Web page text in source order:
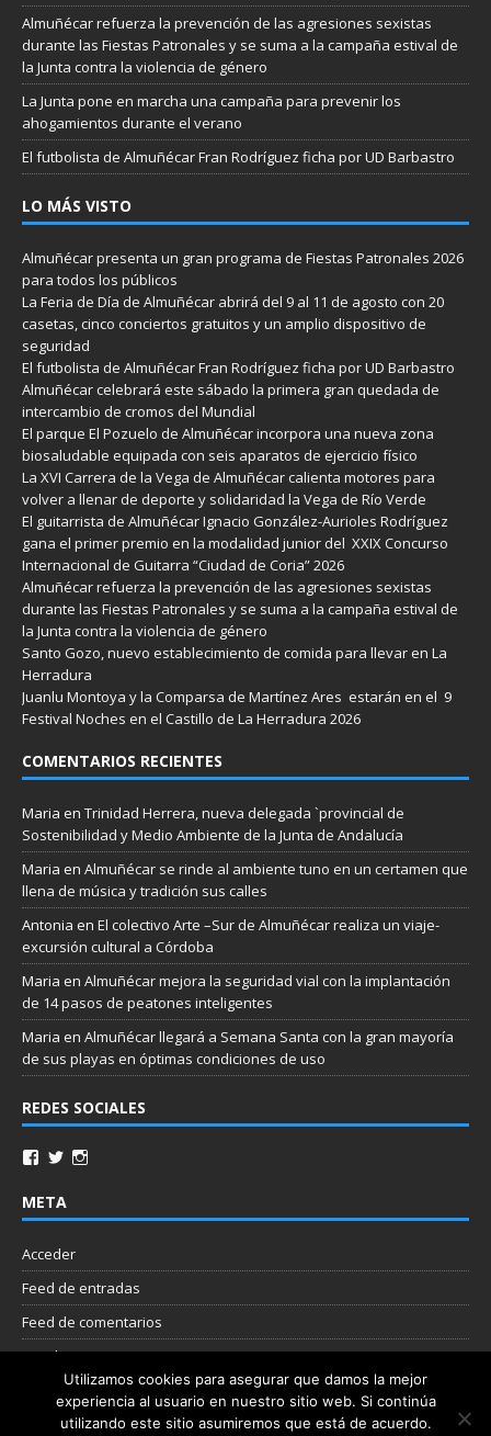
Almuñécar refuerza la prevención de las agresiones sexistas
durante las Fiestas Patronales y se suma a la campaña estival de
la Junta contra la violencia de género
La Junta pone en marcha una campaña para prevenir los
ahogamientos durante el verano
El futbolista de Almuñécar Fran Rodríguez ficha por UD Barbastro
LO MÁS VISTO
Almuñécar presenta un gran programa de Fiestas Patronales 2026
para todos los públicos
La Feria de Día de Almuñécar abrirá del 9 al 11 de agosto con 20
casetas, cinco conciertos gratuitos y un amplio dispositivo de
seguridad
El futbolista de Almuñécar Fran Rodríguez ficha por UD Barbastro
Almuñécar celebrará este sábado la primera gran quedada de
intercambio de cromos del Mundial
El parque El Pozuelo de Almuñécar incorpora una nueva zona
biosaludable equipada con seis aparatos de ejercicio físico
La XVI Carrera de la Vega de Almuñécar calienta motores para
volver a llenar de deporte y solidaridad la Vega de Río Verde
El guitarrista de Almuñécar Ignacio González-Aurioles Rodríguez
gana el primer premio en la modalidad junior del XXIX Concurso
Internacional de Guitarra “Ciudad de Coria” 2026
Almuñécar refuerza la prevención de las agresiones sexistas
durante las Fiestas Patronales y se suma a la campaña estival de
la Junta contra la violencia de género
Santo Gozo, nuevo establecimiento de comida para llevar en La
Herradura
Juanlu Montoya y la Comparsa de Martínez Ares estarán en el 9
Festival Noches en el Castillo de La Herradura 2026
COMENTARIOS RECIENTES
Maria en Trinidad Herrera, nueva delegada `provincial de
Sostenibilidad y Medio Ambiente de la Junta de Andalucía
Maria en Almuñécar se rinde al ambiente tuno en un certamen que
llena de música y tradición sus calles
Antonia en El colectivo Arte –Sur de Almuñécar realiza un viaje-
excursión cultural a Córdoba
Maria en Almuñécar mejora la seguridad vial con la implantación
de 14 pasos de peatones inteligentes
Maria en Almuñécar llegará a Semana Santa con la gran mayoría
de sus playas en óptimas condiciones de uso
REDES SOCIALES
META
Acceder
Feed de entradas
Feed de comentarios
WordPress.org
Nube de etiquetas
Utilizamos cookies para asegurar que damos la mejor
experiencia al usuario en nuestro sitio web. Si continúa
utilizando este sitio asumiremos que está de acuerdo.